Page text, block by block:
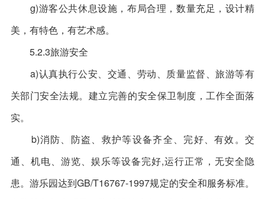
g)游客公共休息设施，布局合理，数量充足，设计精
美，有特色，有艺术感。
5.2.3旅游安全
a)认真执行公安、交通、劳动、质量监督、旅游等有
关部门安全法规。建立完善的安全保卫制度，工作全面落
实。
b)消防、防盗、救护等设备齐全、完好、有效。交
通、机电、游览、娱乐等设备完好,运行正常，无安全隐
患。游乐园达到GB/T16767-1997规定的安全和服务标准。